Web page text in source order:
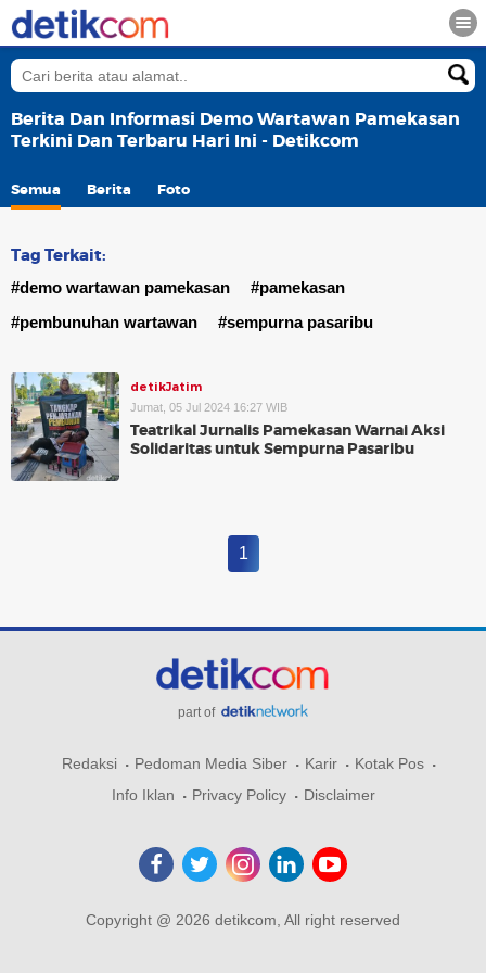
Berita Dan Informasi Demo Wartawan Pamekasan
Terkini Dan Terbaru Hari Ini - Detikcom
Semua Berita Foto
Tag Terkait:
#demo wartawan pamekasan
#pamekasan
#pembunuhan wartawan
#sempurna pasaribu
detikJatim
Jumat, 05 Jul 2024 16:27 WIB
Teatrikal Jurnalis Pamekasan Warnai Aksi
Solidaritas untuk Sempurna Pasaribu
1
part of
Redaksi Pedoman Media Siber Karir
Kotak Pos
Info Iklan
Privacy Policy Disclaimer
Copyright @ 2026 detikcom, All right reserved